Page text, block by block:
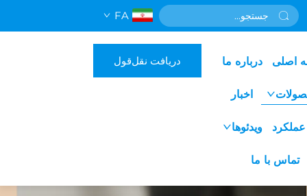
FA
اصلی درباره ما
اخبار
ویدئوها
تماس با ما
دریافت نقل‌قول